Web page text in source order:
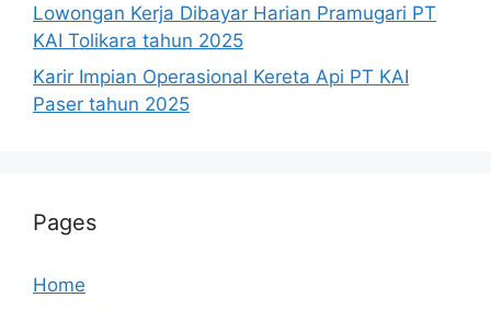
Lowongan Kerja Dibayar Harian Pramugari PT
KAI Tolikara tahun 2025
Karir Impian Operasional Kereta Api PT KAI
Paser tahun 2025
Pages
Home